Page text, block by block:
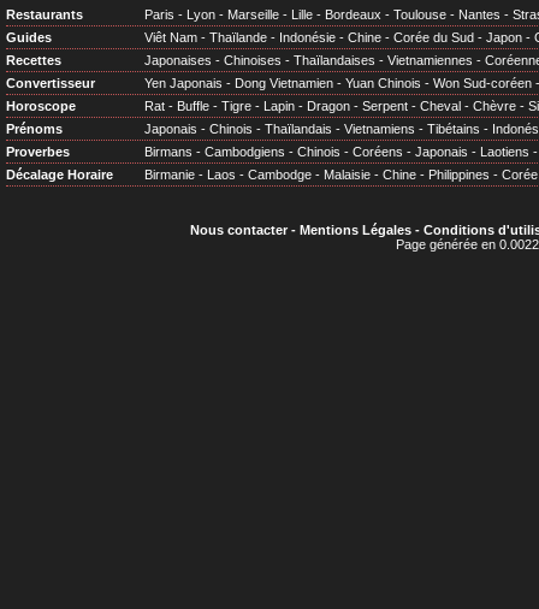
Restaurants Paris - Lyon - Marseille - Lille - Bordeaux - Toulouse - Nantes -
Guides
Viêt Nam - Thaïlande - Indonésie - Chine - Corée du Sud - Japon -
Recettes
Japonaises - Chinoises - Thaïlandaises - Vietnamiennes -
Convertisseur
Yen Japonais - Dong Vietnamien - Yuan Chinois - Won Sud-coréen
Horoscope
Rat - Buffle - Tigre - Lapin - Dragon - Serpent - Cheval - Chèvre -
Prénoms
Japonais - Chinois - Thaïlandais - Vietnamiens - Tibétains -
Proverbes
Birmans - Cambodgiens - Chinois - Coréens - Japonais - Laotiens
Décalage Horaire
Birmanie - Laos - Cambodge - Malaisie - Chine - Philippines - Corée
Nous contacter- Mentions Légales- Conditions
Page générée en